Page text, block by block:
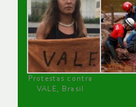
Protestas contra
VALE, Brasil